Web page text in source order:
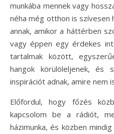
munkába mennek vagy
néha még otthon is szívesen
annak, amikor a háttérben
vagy éppen egy érdekes
tartalmak között,
hangok körülöleljenek, és
inspirációt adnak, amire nem
Előfordul, hogy főzés
kapcsolom be a rádiót,
házimunka, és közben